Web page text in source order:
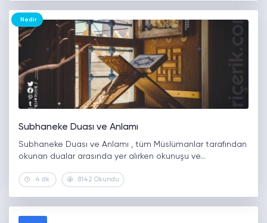
Nedir
Subhaneke Duası ve Anlamı
Subhaneke Duası ve Anlamı , tüm Müslümanlar tarafından
okunan dualar arasında yer alırken okunuşu ve…
4 dk. 8142 Okundu